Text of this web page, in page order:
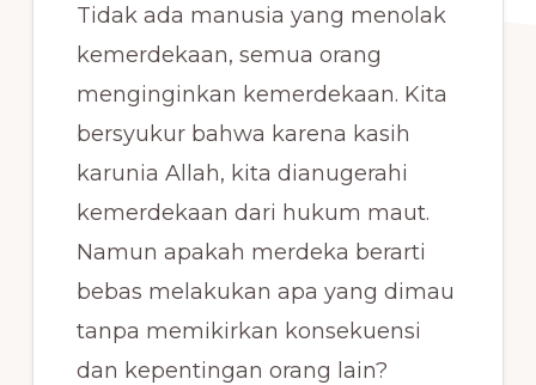
Tidak ada manusia yang menolak
kemerdekaan, semua orang
menginginkan kemerdekaan. Kita
bersyukur bahwa karena kasih
karunia Allah, kita dianugerahi
kemerdekaan dari hukum maut.
Namun apakah merdeka berarti
bebas melakukan apa yang dimau
tanpa memikirkan konsekuensi
dan kepentingan orang lain?